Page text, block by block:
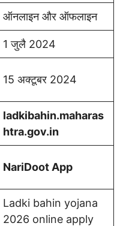
ऑनलाइन और ऑफलाइन
1 जुलै 2024
15 अक्टूबर 2024
ladkibahin.maharas
htra.gov.in
NariDoot App
Ladki bahin yojana
2026 online apply